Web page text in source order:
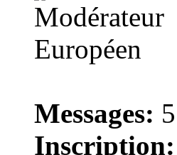
Messages:
Inscription: